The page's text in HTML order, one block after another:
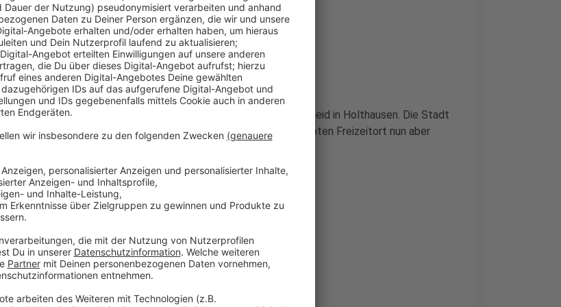
Veröffentlicht:Freitag, 08.04.2022 06:49
Anzeige
Beschlossene Sache ist auch die Sanierung des Gutshofs Niederheid in Holthausen. Die Stadt
hatte jahrelang versucht einen Käufer zu finden, saniert den beliebten Freizeitort nun aber
Anzeige
Weitere Infos und Links zum Thema
Anzeige
Mehr Infos zum Toilettenkonzept